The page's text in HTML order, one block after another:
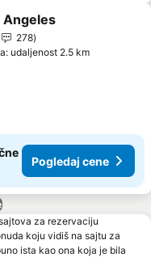
u favorite
Angeles
278
udaljenost 2.5 km
Pogledaj cene
za rezervaciju
koju vidiš na sajtu za
ista kao ona koja je bila